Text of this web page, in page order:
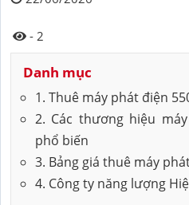
- 2
Danh mục
1. Thuê máy phát điện
2. Các thương hiệu
phổ biến
3. Bảng giá thuê máy
4. Công ty năng lượng